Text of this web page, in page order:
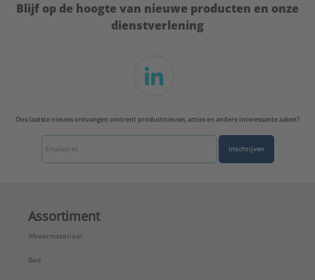
Blijf op de hoogte van nieuwe producten en onze
dienstverlening
Ons laatste nieuws ontvangen omtrent productnieuws, acties en andere interessante zaken?
Inschrijven
Assortiment
Afvoermateriaal
Bad